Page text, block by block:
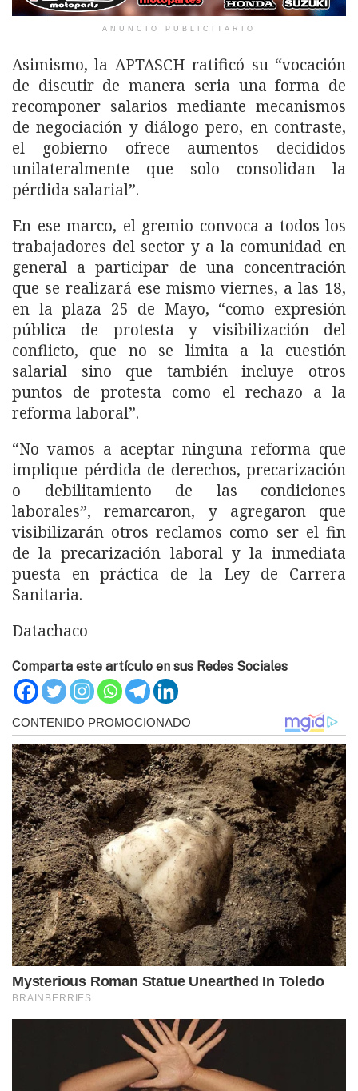
ANUNCIO PUBLICITARIO
Asimismo, la APTASCH ratificó su “vocación
de discutir de manera seria una forma de
recomponer salarios mediante mecanismos
de negociación y diálogo pero, en contraste,
el gobierno ofrece aumentos decididos
unilateralmente que solo consolidan la
pérdida salarial”.
En ese marco, el gremio convoca a todos los
trabajadores del sector y a la comunidad en
general a participar de una concentración
que se realizará ese mismo viernes, a las 18,
en la plaza 25 de Mayo, “como expresión
pública de protesta y visibilización del
conflicto, que no se limita a la cuestión
salarial sino que también incluye otros
puntos de protesta como el rechazo a la
reforma laboral”.
“No vamos a aceptar ninguna reforma que
implique pérdida de derechos, precarización
o debilitamiento de las condiciones
laborales”, remarcaron, y agregaron que
visibilizarán otros reclamos como ser el fin
de la precarización laboral y la inmediata
puesta en práctica de la Ley de Carrera
Sanitaria.
Datachaco
Comparta este artículo en sus Redes Sociales